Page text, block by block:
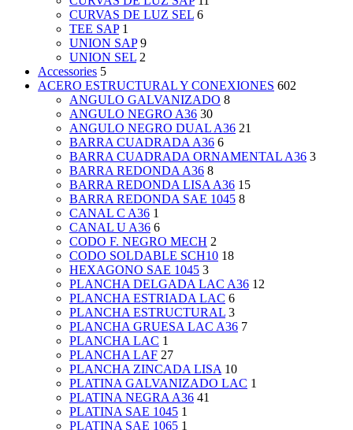
CURVAS DE LUZ SEL 6
TEE SAP 1
UNION SAP 9
UNION SEL 2
Accessories 5
ACERO ESTRUCTURAL Y CONEXIONES 602
ANGULO GALVANIZADO 8
ANGULO NEGRO A36 30
ANGULO NEGRO DUAL A36 21
BARRA CUADRADA A36 6
BARRA CUADRADA ORNAMENTAL A36 3
BARRA REDONDA A36 8
BARRA REDONDA LISA A36 15
BARRA REDONDA SAE 1045 8
CANAL C A36 1
CANAL U A36 6
CODO F. NEGRO MECH 2
CODO SOLDABLE SCH10 18
HEXAGONO SAE 1045 3
PLANCHA DELGADA LAC A36 12
PLANCHA ESTRIADA LAC 6
PLANCHA ESTRUCTURAL 3
PLANCHA GRUESA LAC A36 7
PLANCHA LAC 1
PLANCHA LAF 27
PLANCHA ZINCADA LISA 10
PLATINA GALVANIZADO LAC 1
PLATINA NEGRA A36 41
PLATINA SAE 1045 1
PLATINA SAE 1065 1